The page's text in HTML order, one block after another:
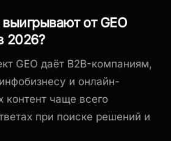
от GEO
2026?
GEO даёт B2B-компаниям,
и онлайн-
чаще всего
при поиске решений и